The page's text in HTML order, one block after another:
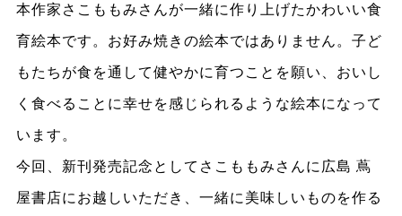
本作家さこももみさんが一緒に作り上げたかわいい食
育絵本です。お好み焼きの絵本ではありません。子ど
もたちが食を通して健やかに育つことを願い、おいし
く食べることに幸せを感じられるような絵本になって
います。
今回、新刊発売記念としてさこももみさんに広島 蔦
屋書店にお越しいただき、一緒に美味しいものを作る